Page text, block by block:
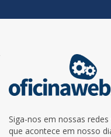
Siga-nos em nossas
que acontece em nosso